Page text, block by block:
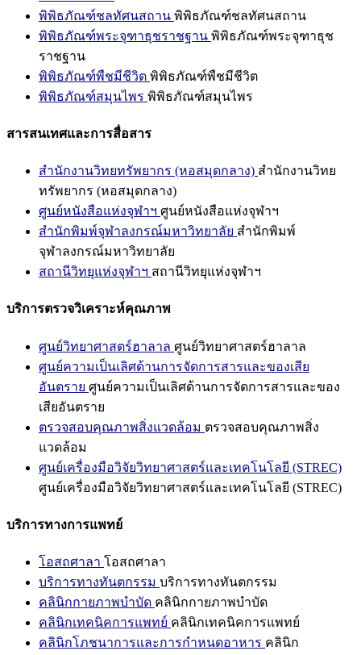
พิพิธภัณฑ์ชลทัศนสถาน พิพิธภัณฑ์ชลทัศนสถาน
พิพิธภัณฑ์พระจุฑาธุชราชฐาน พิพิธภัณฑ์พระจุฑาธุช
ราชฐาน
พิพิธภัณฑ์พืชมีชีวิต พิพิธภัณฑ์พืชมีชีวิต
พิพิธภัณฑ์สมุนไพร พิพิธภัณฑ์สมุนไพร
สารสนเทศและการสื่อสาร
สำนักงานวิทยทรัพยากร (หอสมุดกลาง) สำนักงานวิทย
ทรัพยากร (หอสมุดกลาง)
ศูนย์หนังสือแห่งจุฬาฯ ศูนย์หนังสือแห่งจุฬาฯ
สำนักพิมพ์จุฬาลงกรณ์มหาวิทยาลัย สำนักพิมพ์
จุฬาลงกรณ์มหาวิทยาลัย
สถานีวิทยุแห่งจุฬาฯ สถานีวิทยุแห่งจุฬาฯ
บริการตรวจวิเคราะห์คุณภาพ
ศูนย์วิทยาศาสตร์ฮาลาล ศูนย์วิทยาศาสตร์ฮาลาล
ศูนย์ความเป็นเลิศด้านการจัดการสารและของเสีย
อันตราย ศูนย์ความเป็นเลิศด้านการจัดการสารและของ
เสียอันตราย
ตรวจสอบคุณภาพสิ่งแวดล้อม ตรวจสอบคุณภาพสิ่ง
แวดล้อม
ศูนย์เครื่องมือวิจัยวิทยาศาสตร์และเทคโนโลยี (STREC)
ศูนย์เครื่องมือวิจัยวิทยาศาสตร์และเทคโนโลยี (STREC)
บริการทางการแพทย์
โอสถศาลา โอสถศาลา
บริการทางทันตกรรม บริการทางทันตกรรม
คลินิกกายภาพบำบัด คลินิกกายภาพบำบัด
คลินิกเทคนิคการแพทย์ คลินิกเทคนิคการแพทย์
คลินิกโภชนาการและการกำหนดอาหาร คลินิก